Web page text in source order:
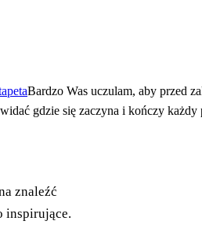
Bardzo Was uczulam, aby przed
gdzie się zaczyna i kończy
znaleźć
inspirujące.